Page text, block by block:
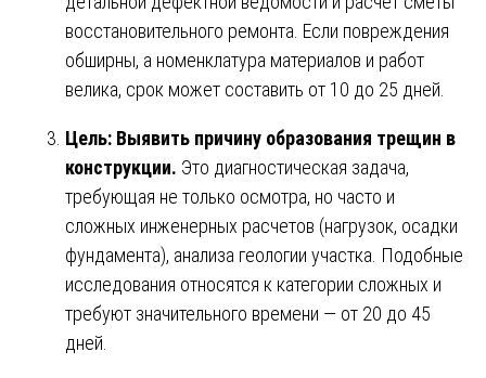
восстановительного ремонта. Если повреждения
обширны, а номенклатура материалов и работ
велика, срок может составить от 10 до 25 дней.
Цель: Выявить причину образования трещин в
конструкции. Это диагностическая задача,
требующая не только осмотра, но часто и
сложных инженерных расчетов (нагрузок, осадки
фундамента), анализа геологии участка. Подобные
исследования относятся к категории сложных и
требуют значительного времени — от 20 до 45
дней.